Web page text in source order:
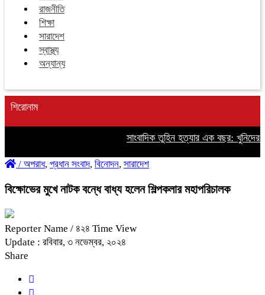
রাজনীতি
শিক্ষা
সারাদেশ
স্বাস্থ্য
অন্যান্য
শিরোনাম
সাংবাদিক তুহিন হত্যার এক বছর: খুনিদের
/ অপরাধ, প্রধান সংবাদ, বিনোদন, সারাদেশ
বিক্ষোভের মুখে নাটক বন্ধে বাধ্য হলেন শিল্পকলার মহাপরিচালক
Reporter Name / ৪২৪ Time View
Update : রবিবার, ৩ নভেম্বর, ২০২৪
Share